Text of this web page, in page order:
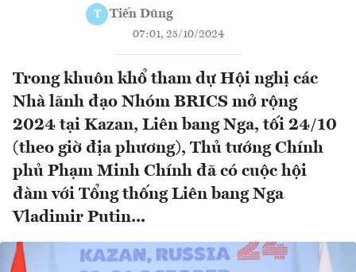
T Tiến Dũng
07:01, 25/10/2024
Trong khuôn khổ tham dự Hội nghị các
Nhà lãnh đạo Nhóm BRICS mở rộng
2024 tại Kazan, Liên bang Nga, tối 24/10
(theo giờ địa phương), Thủ tướng Chính
phủ Phạm Minh Chính đã có cuộc hội
đàm với Tổng thống Liên bang Nga
Vladimir Putin...